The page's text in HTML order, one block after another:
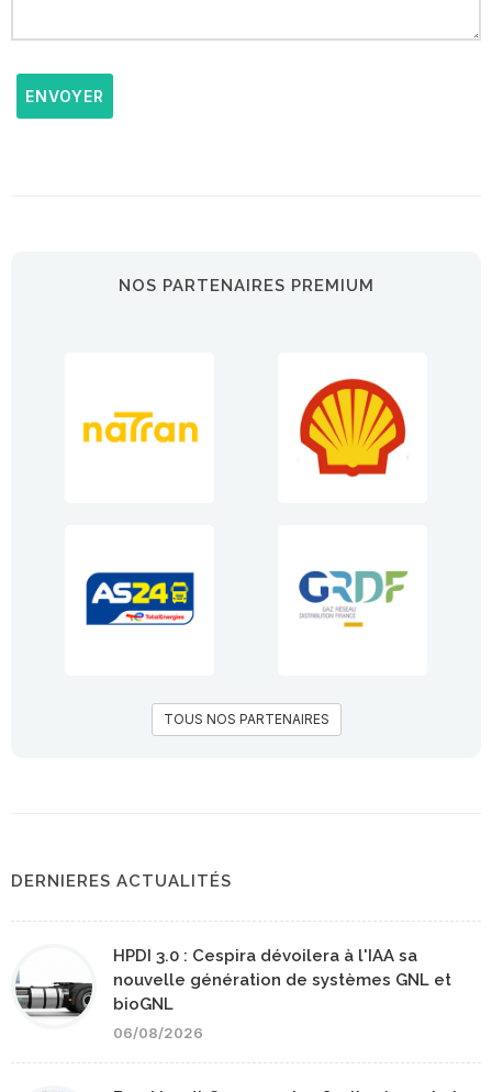
ENVOYER
NOS PARTENAIRES PREMIUM
TOUS NOS PARTENAIRES
DERNIERES ACTUALITÉS
HPDI 3.0 : Cespira dévoilera à l'IAA sa
nouvelle génération de systèmes GNL et
bioGNL
06/08/2026